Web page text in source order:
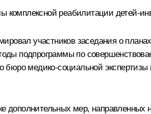
реабилитации детей-
участников заседания о
подпрограммы по
медико-социальной экспертизы
дополнительных мер,